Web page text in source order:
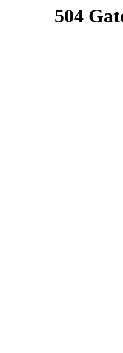
504